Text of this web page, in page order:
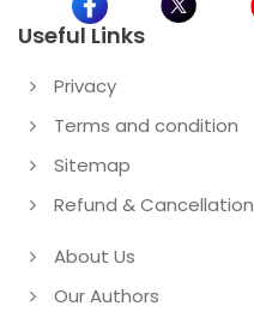
Useful Links
Privacy
Terms and condition
Sitemap
Refund & Cancellation
About Us
Our Authors